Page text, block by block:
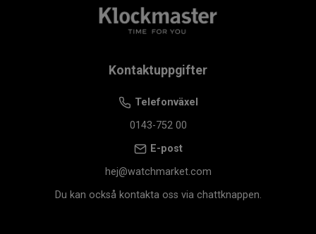
Kontaktuppgifter
Telefonväxel
0143-752 00
E-post
hej@watchmarket.com
Du kan också kontakta oss via chattknappen.